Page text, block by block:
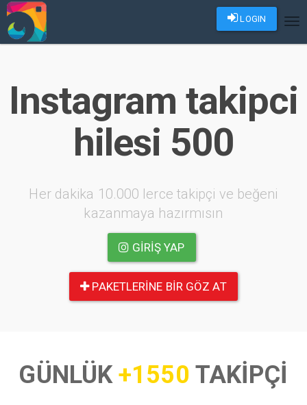
LOGIN
Instagram takipci
hilesi 500
Her dakika 10.000 lerce takipçi ve beğeni
kazanmaya hazırmısın
GIRIŞ YAP
PAKETLERINE BIR GÖZ AT
GÜNLÜK+1550 TAKİPÇİ